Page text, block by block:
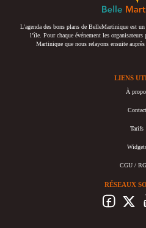
L’agenda des bons plans de BelleMartinique est
l’île. Pour chaque événement les
Martinique que nous relayons ensuite
LIENS
À
Contact
Tarifs
CGU /
RÉSEAUX